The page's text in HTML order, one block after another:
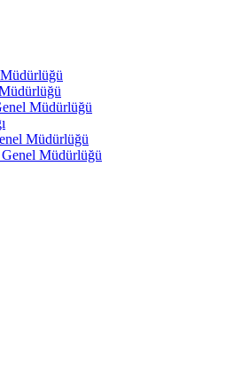
Müdürlüğü
Müdürlüğü
Müdürlüğü